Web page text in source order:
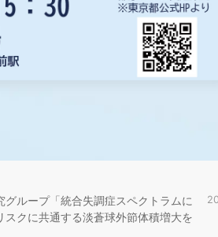
ループ「統合失調症スペクトラムに
クに共通する淡蒼球外節体積増大を